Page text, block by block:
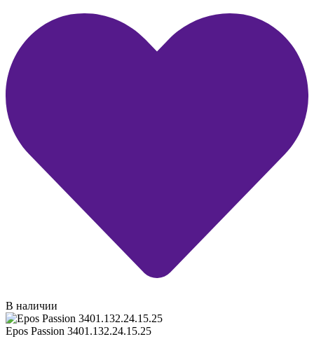
В наличии
Epos Passion 3401.132.24.15.25